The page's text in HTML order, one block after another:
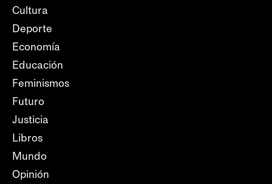
Cultura
Deporte
Economía
Educación
Feminismos
Futuro
Justicia
Libros
Mundo
Opinión